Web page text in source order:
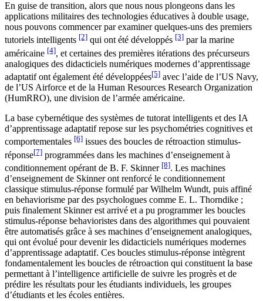
En guise de transition, alors que nous nous plongeons dans les
applications militaires des technologies éducatives à double usage,
nous pouvons commencer par examiner quelques-uns des premiers
tutoriels intelligents [2] qui ont été développés [3] par la marine
américaine [4], et certaines des premières itérations des précurseurs
analogiques des didacticiels numériques modernes d’apprentissage
adaptatif ont également été développées[5] avec l’aide de l’US Navy,
de l’US Airforce et de la Human Resources Research Organization
(HumRRO), une division de l’armée américaine.
La base cybernétique des systèmes de tutorat intelligents et des IA
d’apprentissage adaptatif repose sur les psychométries cognitives et
comportementales [6] issues des boucles de rétroaction stimulus-
réponse[7] programmées dans les machines d’enseignement à
conditionnement opérant de B. F. Skinner [8]. Les machines
d’enseignement de Skinner ont renforcé le conditionnement
classique stimulus-réponse formulé par Wilhelm Wundt, puis affiné
en behaviorisme par des psychologues comme E. L. Thorndike ;
puis finalement Skinner est arrivé et a pu programmer les boucles
stimulus-réponse behavioristes dans des algorithmes qui pouvaient
être automatisés grâce à ses machines d’enseignement analogiques,
qui ont évolué pour devenir les didacticiels numériques modernes
d’apprentissage adaptatif. Ces boucles stimulus-réponse intègrent
fondamentalement les boucles de rétroaction qui constituent la base
permettant à l’intelligence artificielle de suivre les progrès et de
prédire les résultats pour les étudiants individuels, les groupes
d’étudiants et les écoles entières.